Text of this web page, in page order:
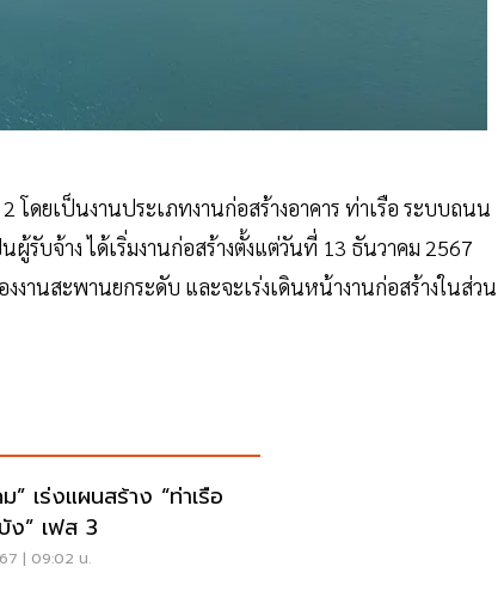
โดยเป็นงานประเภทงานก่อสร้างอาคาร ท่าเรือ ระบบถนน
ผู้รับจ้าง ได้เริ่มงานก่อสร้างตั้งแต่วันที่ 13 ธันวาคม 2567
านสะพานยกระดับ และจะเร่งเดินหน้างานก่อสร้างในส่วน
” เร่งแผนสร้าง “ท่าเรือ
ง” เฟส 3
| 09:02 น.